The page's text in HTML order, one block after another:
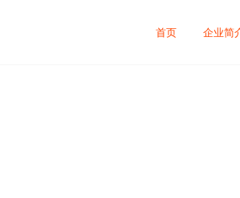
首页 企业简